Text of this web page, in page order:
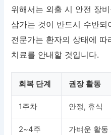
위해서는 외출 시 안전 장
삼가는 것이 반드시 수반되
전문가는 환자의 상태에
치료를 안내할 것입니다.
회복 단계 권장 활동
1주차 안정, 휴식
2~4주 가벼운 활동